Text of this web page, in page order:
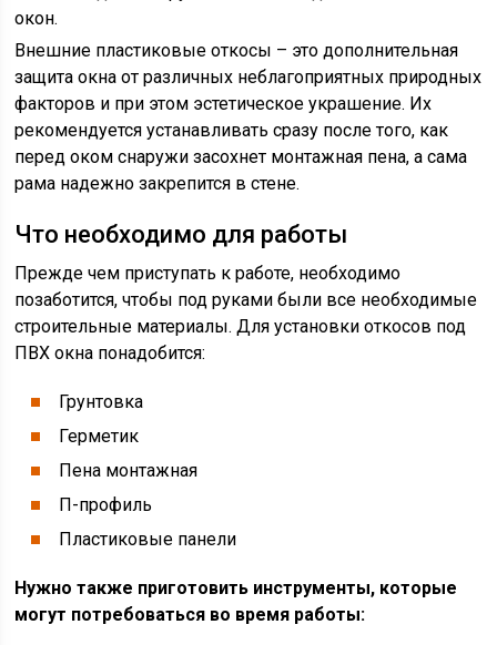
окон.
Внешние пластиковые откосы – это дополнительная
защита окна от различных неблагоприятных природных
факторов и при этом эстетическое украшение. Их
рекомендуется устанавливать сразу после того, как
перед оком снаружи засохнет монтажная пена, а сама
рама надежно закрепится в стене.
Что необходимо для работы
Прежде чем приступать к работе, необходимо
позаботится, чтобы под руками были все необходимые
строительные материалы. Для установки откосов под
ПВХ окна понадобится:
Грунтовка
Герметик
Пена монтажная
П-профиль
Пластиковые панели
Нужно также приготовить инструменты, которые
могут потребоваться во время работы: